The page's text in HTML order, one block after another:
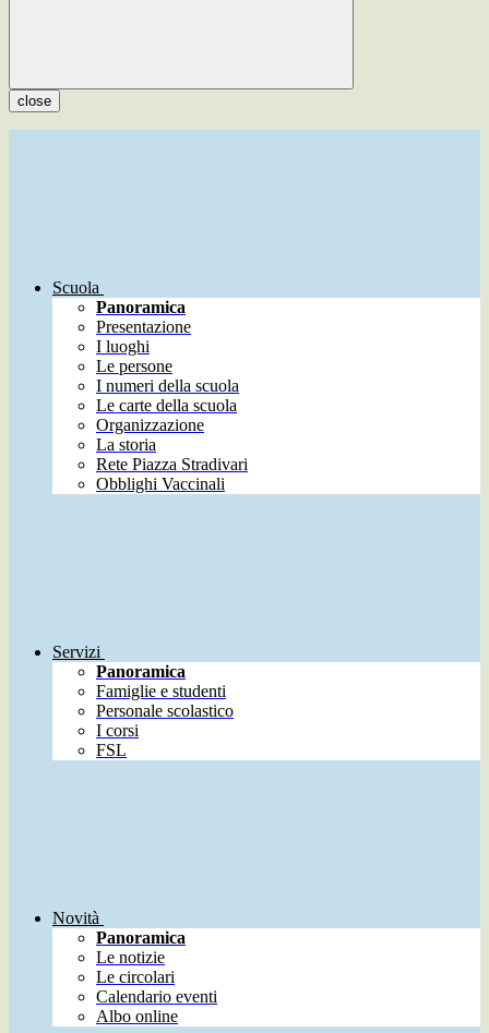
close
Scuola
Panoramica
Presentazione
I luoghi
Le persone
I numeri della scuola
Le carte della scuola
Organizzazione
La storia
Rete Piazza Stradivari
Obblighi Vaccinali
Servizi
Panoramica
Famiglie e studenti
Personale scolastico
I corsi
FSL
Novità
Panoramica
Le notizie
Le circolari
Calendario eventi
Albo online